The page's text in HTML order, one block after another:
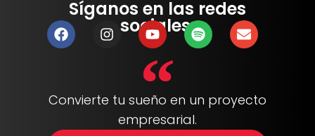
Síganos en las redes
sociales:
Convierte tu sueño en un proyecto
empresarial.